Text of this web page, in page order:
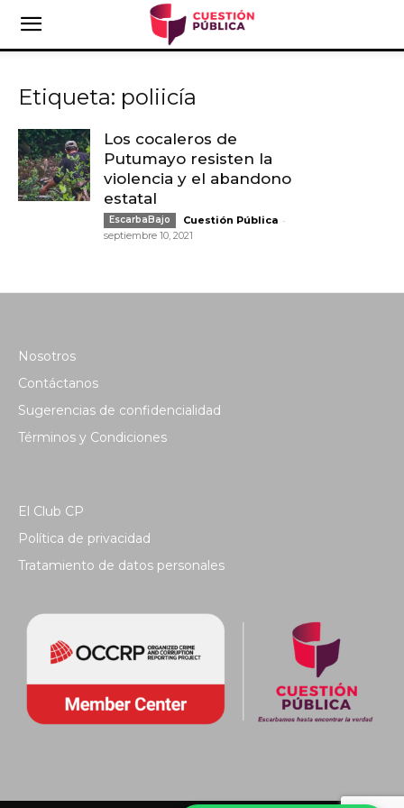
Etiqueta: poliicía
Los cocaleros de
Putumayo resisten la
violencia y el abandono
estatal
EscarbaBajo Cuestión Pública -
septiembre 10, 2021
Nosotros
Contáctanos
Sugerencias de confidencialidad
Términos y Condiciones
El Club CP
Política de privacidad
Tratamiento de datos personales